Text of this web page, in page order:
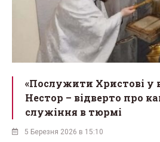
«Послужити Христові у
Нестор – відверто про
служіння в тюрмі
5 Березня 2026 в 15:10